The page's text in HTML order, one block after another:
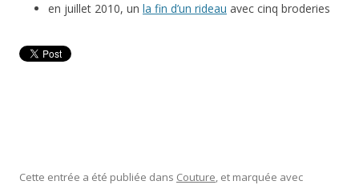
en juillet 2010, un la fin d’un rideau avec cinq broderies
Cette entrée a été publiée dans Couture, et marquée avec